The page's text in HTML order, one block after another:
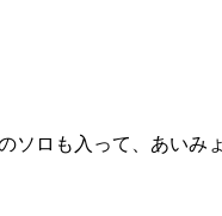
ソロも入って、あいみ